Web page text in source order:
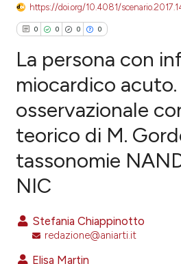
https://doi.org/10.4081/
0 0 0 0
Citing Publications
Supporting
Contrasting
how this article has been
atscite.ai
La persona con
miocardico
osservazionale
teorico di M.
tassonomie
NIC
Stefania Chiappinotto
redazione@aniarti.it
Elisa Martin